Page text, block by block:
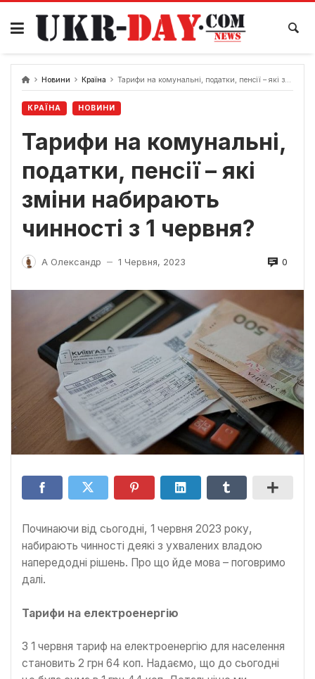
Перейти
вмісту
Новини Країна Тарифи на комунальні, податки, пенсії – які зміни набирають чинності з 1 червня?
КРАЇНА НОВИНИ
Тарифи на комунальні,
податки, пенсії – які
зміни набирають
чинності з 1 червня?
А Олександр — 1 Червня, 2023 0
Починаючи від сьогодні, 1 червня 2023 року,
набирають чинності деякі з ухвалених владою
напередодні рішень. Про що йде мова – поговримо
далі.
Тарифи на електроенергію
З 1 червня тариф на електроенергію для населення
становить 2 грн 64 коп. Надаємо, що до сьогодні